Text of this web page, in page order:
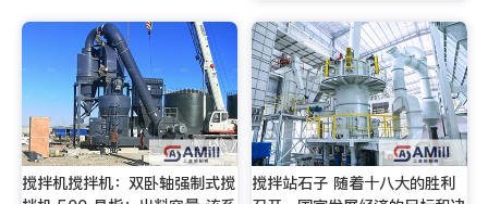
搅拌机搅拌机：双卧轴强制式搅
搅拌站石子 随着十八大的胜利